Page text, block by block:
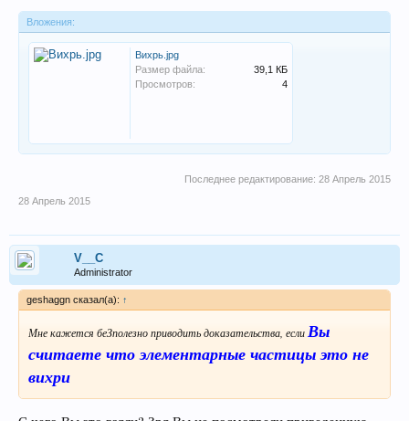
Вложения:
Вихрь.jpg
Размер файла:
39,1 КБ
Просмотров:
4
Последнее редактирование: 28 Апрель 2015
28 Апрель 2015
V__C
Administrator
geshaggn сказал(а): ↑
Мне кажется беЗполезно приводить доказательства, еслиВы
считаете что элементарные частицы это не
вихри